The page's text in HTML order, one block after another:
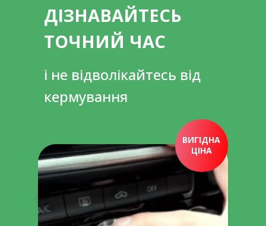
ПРИДБАТИ ЗАРАЗ
ДІЗНАВАЙТЕСЬ
ТОЧНИЙ ЧАС
і не відволікайтесь від
кермування
ВИГІДНА
ЦІНА